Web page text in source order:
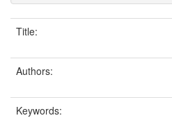
Title:
Authors:
Keywords: